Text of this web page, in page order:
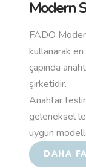
Modern
FADO
kullanarak
çapında
şirketidir.
Anahtar
geleneksel
uygun
DAHA